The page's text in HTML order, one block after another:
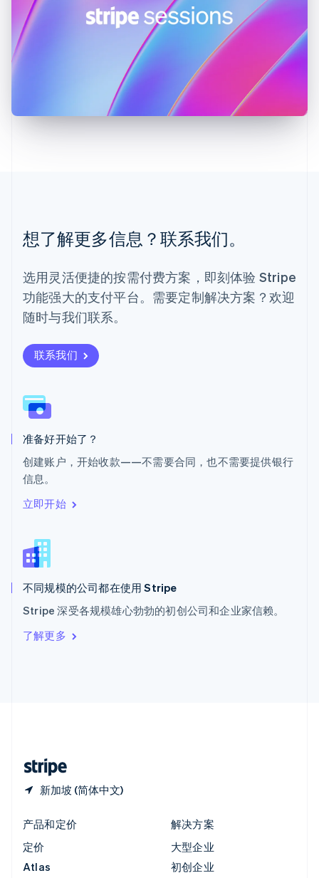
想了解更多信息？联系我们。
选用灵活便捷的按需付费方案，即刻体验 Stripe
功能强大的支付平台。需要定制解决方案？欢迎
随时与我们联系。
联系我们
准备好开始了？
创建账户，开始收款——不需要合同，也不需要提供银行
信息。
立即开始
不同规模的公司都在使用 Stripe
Stripe 深受各规模雄心勃勃的初创公司和企业家信赖。
了解更多
新加坡 (简体中文)
Deutsch
English
English简体中文
PortuguêsEnglish
日本
瑞典
SvenskaEnglish
瑞士
DeutschFrançaisItaliano
English
斯洛伐克
斯洛文尼亚
English
泰国
ไทยEnglish
English
西班牙
Español
新加坡
新西兰
English
匈牙利
English
ItalianoEnglish
English
产品和定价
定价
Atlas
解决方案
大型企业
初创企业